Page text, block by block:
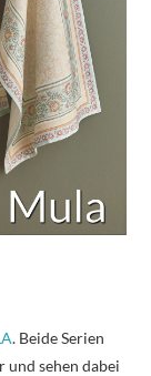
. Beide Serien
und sehen dabei